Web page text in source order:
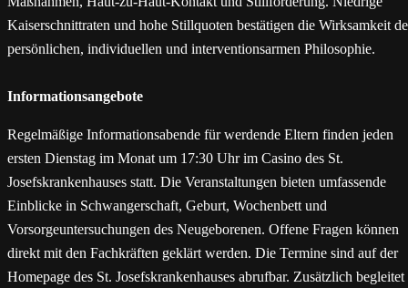
Kaiserschnittraten und hohe Stillquoten bestätigen die Wirksamkeit
persönlichen, individuellen und interventionsarmen Philosophie.
Informationsangebote
Regelmäßige Informationsabende für werdende Eltern finden jeden
ersten Dienstag im Monat um 17:30 Uhr im Casino des St.
Josefskrankenhauses statt. Die Veranstaltungen bieten umfassende
Einblicke in Schwangerschaft, Geburt, Wochenbett und
Vorsorgeuntersuchungen des Neugeborenen. Offene Fragen können
direkt mit den Fachkräften geklärt werden. Die Termine sind auf der
Homepage des St. Josefskrankenhauses abrufbar. Zusätzlich begleitet